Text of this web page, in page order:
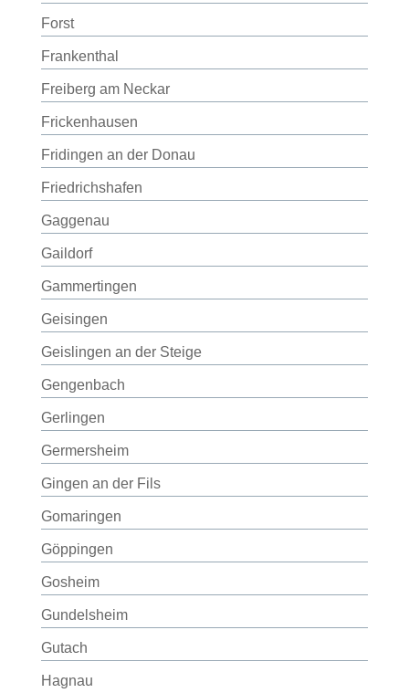
Forst
Frankenthal
Freiberg am Neckar
Frickenhausen
Fridingen an der Donau
Friedrichshafen
Gaggenau
Gaildorf
Gammertingen
Geisingen
Geislingen an der Steige
Gengenbach
Gerlingen
Germersheim
Gingen an der Fils
Gomaringen
Göppingen
Gosheim
Gundelsheim
Gutach
Hagnau